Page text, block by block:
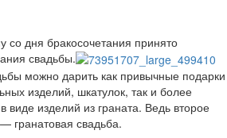
со дня бракосочетания принято
свадьбы.
можно дарить как привычные подарки
изделий, шкатулок, так и более
виде изделий из граната. Ведь второе
гранатовая свадьба.